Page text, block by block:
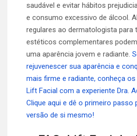
saudável e evitar hábitos
e consumo excessivo de álcool.
regulares ao dermatologista para
estéticos complementares
uma aparência jovem e radiante.
rejuvenescer sua aparência e
mais firme e radiante, conheça
Lift Facial com a experiente Dra.
Clique aqui e dê o primeiro passo
versão de si mesmo!